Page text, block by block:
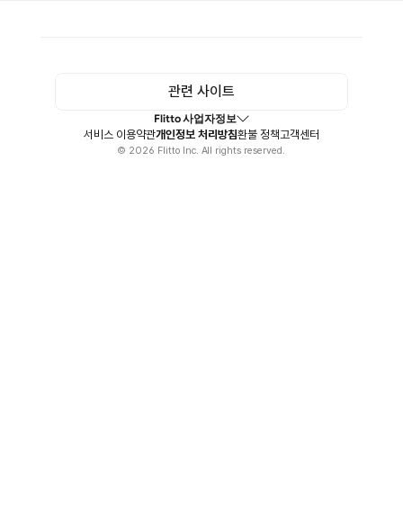
© 2026 Flitto Inc. All rights reserved.
Flitto 사업자정보
서비스 이용약관개인정보 처리방침 고객센터
환불 정책
관련 사이트